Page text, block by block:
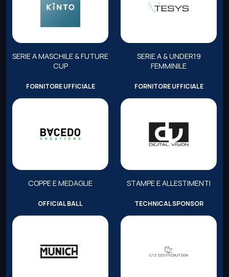
SERIE A MASCHILE & FUTURE
CUP
SERIE A & UNDER19
FEMMINILE
FORNITORE UFFICIALE
COPPE E MEDAGLIE
FORNITORE UFFICIALE
STAMPE E ALLESTIMENTI
OFFICIAL BALL TECHNICAL SPONSOR